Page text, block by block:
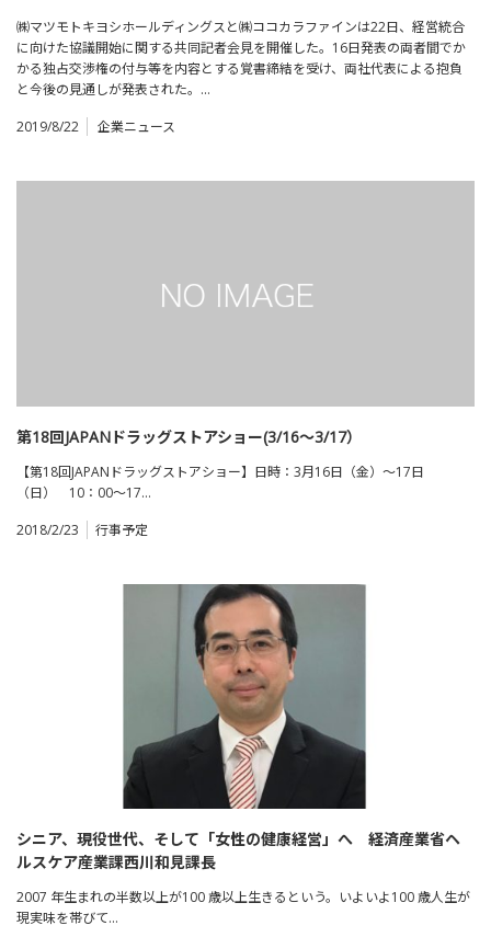
㈱マツモトキヨシホールディングスと㈱ココカラファインは22日、経営統合
に向けた協議開始に関する共同記者会見を開催した。16日発表の両者間でか
かる独占交渉権の付与等を内容とする覚書締結を受け、両社代表による抱負
と今後の見通しが発表された。…
2019/8/22
企業ニュース
第18回JAPANドラッグストアショー(3/16～3/17）
【第18回JAPANドラッグストアショー】日時：3月16日（金）～17日
（日） 10：00～17…
2018/2/23
行事予定
シニア、現役世代、そして「女性の健康経営」へ 経済産業省ヘ
ルスケア産業課西川和見課長
2007 年生まれの半数以上が100 歳以上生きるという。いよいよ100 歳人生が
現実味を帯びて…